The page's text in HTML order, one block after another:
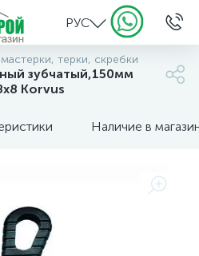
РУС
терки, скребки
зубчатый,150мм
Korvus
Наличие в